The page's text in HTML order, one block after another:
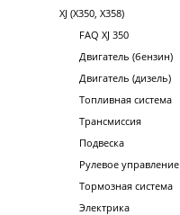
XJ (X350, X358)
FAQ XJ 350
Двигатель (бензин)
Двигатель (дизель)
Топливная система
Трансмиссия
Подвеска
Рулевое управление
Тормозная система
Электрика